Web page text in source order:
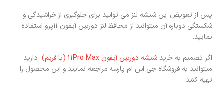
پس از تعویض این شیشه لنز می توانید برای جلوگیری از خراشیدگی و
شکستگی دوباره آن میتوانید از محافظ لنز دوربین آیفون 11پرو استفاده
نمایید.
اگر تصمیم به خریدشیشه دوربین آیفون 11Pro Max (با فریم)
دارید
میتوانید به فروشگاه جی اس ام پارسه مراجعه نمایید و این محصول را
تهیه کنید.